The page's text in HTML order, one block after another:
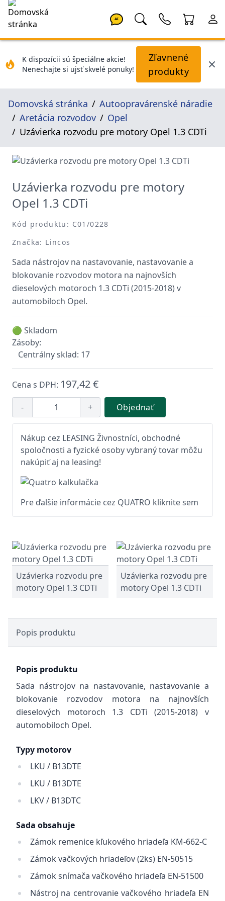
AI
K dispozícii sú špeciálne akcie!
Nenechajte si ujsť skvelé ponuky!
Zľavnené
produkty
Domovská stránka
Autoopravárenské náradie
Aretácia rozvodov
Opel
Uzávierka rozvodu pre motory Opel 1.3 CDTi
Uzávierka rozvodu pre motory
Opel 1.3 CDTi
Kód produktu: C01/0228
Značka: Lincos
Sada nástrojov na nastavovanie, nastavovanie a
blokovanie rozvodov motora na najnovších
dieselových motoroch 1.3 CDTi (2015-2018) v
automobiloch Opel.
🟢 Skladom
Zásoby:
Centrálny sklad: 17
Cena s DPH: 197,42 €
- + Objednať
Nákup cez LEASING Živnostníci, obchodné
spoločnosti a fyzické osoby vybraný tovar môžu
nakúpiť aj na leasing!
Pre ďalšie informácie cez QUATRO kliknite sem
Uzávierka rozvodu pre
motory Opel 1.3 CDTi
Uzávierka rozvodu pre
motory Opel 1.3 CDTi
Popis produktu
Popis produktu
Sada nástrojov na nastavovanie, nastavovanie a
blokovanie rozvodov motora na najnovších
dieselových motoroch 1.3 CDTi (2015-2018) v
automobiloch Opel.
Typy motorov
LKU / B13DTE
LKU / B13DTE
LKV / B13DTC
Sada obsahuje
Zámok remenice kľukového hriadeľa KM-662-C
Zámok vačkových hriadeľov (2ks) EN-50515
Zámok snímača vačkového hriadeľa EN-51500
Nástroj na centrovanie vačkového hriadeľa EN